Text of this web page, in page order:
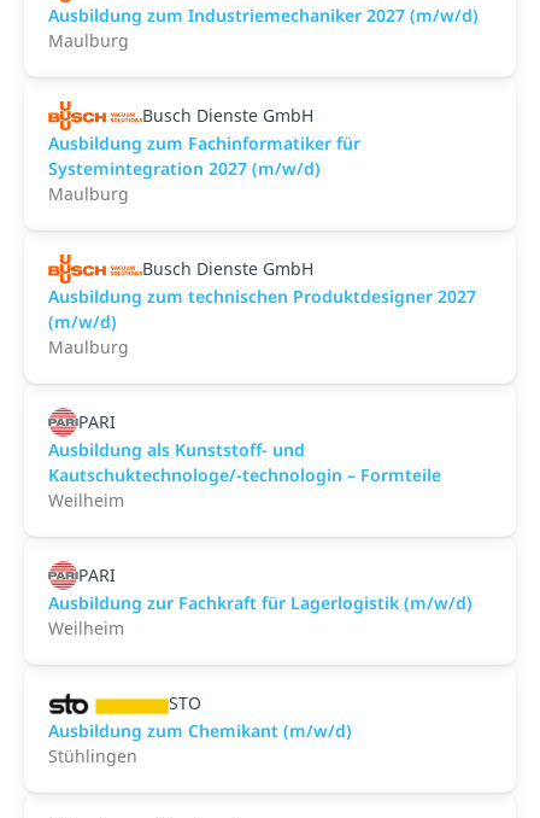
Ausbildung zum Industriemechaniker 2027 (m/w/d)
Maulburg
Busch Dienste GmbH
Ausbildung zum Fachinformatiker für
Systemintegration 2027 (m/w/d)
Maulburg
Busch Dienste GmbH
Ausbildung zum technischen Produktdesigner 2027
(m/w/d)
Maulburg
PARI
Ausbildung als Kunststoff- und
Kautschuktechnologe/-technologin – Formteile
Weilheim
PARI
Ausbildung zur Fachkraft für Lagerlogistik (m/w/d)
Weilheim
STO
Ausbildung zum Chemikant (m/w/d)
Stühlingen